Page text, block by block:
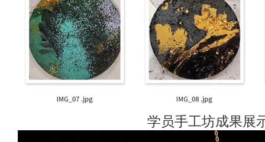
学员手工坊成果展